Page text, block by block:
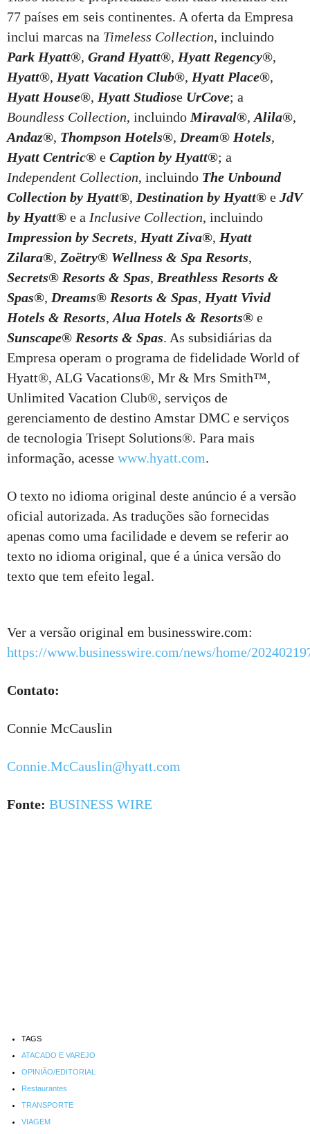
77 países em seis continentes. A oferta da Empresa
inclui marcas na Timeless Collection, incluindo
Park Hyatt®, Grand Hyatt®, Hyatt Regency®,
Hyatt®, Hyatt Vacation Club®, Hyatt Place®,
Hyatt House®, Hyatt Studiose UrCove; a
Boundless Collection, incluindo Miraval®, Alila®,
Andaz®, Thompson Hotels®, Dream® Hotels,
Hyatt Centric® e Caption by Hyatt®; a
Independent Collection, incluindo The Unbound
Collection by Hyatt®, Destination by Hyatt® e JdV
by Hyatt® e a Inclusive Collection, incluindo
Impression by Secrets, Hyatt Ziva®, Hyatt
Zilara®, Zoëtry® Wellness & Spa Resorts,
Secrets® Resorts & Spas, Breathless Resorts &
Spas®, Dreams® Resorts & Spas, Hyatt Vivid
Hotels & Resorts, Alua Hotels & Resorts® e
Sunscape® Resorts & Spas. As subsidiárias da
Empresa operam o programa de fidelidade World of
Hyatt®, ALG Vacations®, Mr & Mrs Smith™,
Unlimited Vacation Club®, serviços de
gerenciamento de destino Amstar DMC e serviços
de tecnologia Trisept Solutions®. Para mais
informação, acesse www.hyatt.com.
O texto no idioma original deste anúncio é a versão
oficial autorizada. As traduções são fornecidas
apenas como uma facilidade e devem se referir ao
texto no idioma original, que é a única versão do
texto que tem efeito legal.
Ver a versão original em businesswire.com:
https://www.businesswire.com/news/home/
Contato:
Connie McCauslin
Connie.McCauslin@hyatt.com
Fonte: BUSINESS WIRE
TAGS
ATACADO E VAREJO
OPINIÃO/EDITORIAL
Restaurantes
TRANSPORTE
VIAGEM